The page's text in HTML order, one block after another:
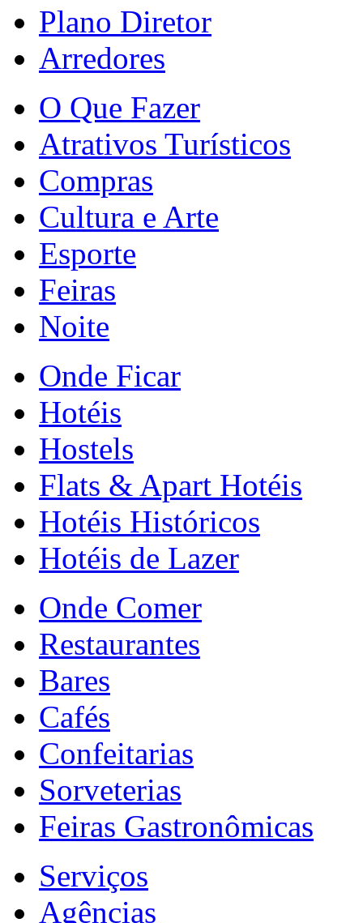
Plano Diretor
Arredores
O Que Fazer
Atrativos Turísticos
Compras
Cultura e Arte
Esporte
Feiras
Noite
Onde Ficar
Hotéis
Hostels
Flats & Apart Hotéis
Hotéis Históricos
Hotéis de Lazer
Onde Comer
Restaurantes
Bares
Cafés
Confeitarias
Sorveterias
Feiras Gastronômicas
Serviços
Agências